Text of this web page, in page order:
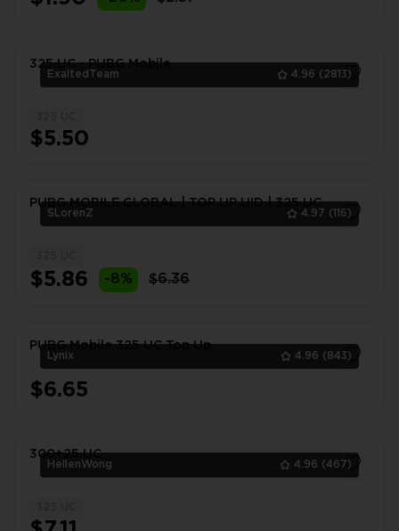
ExaltedTeam 4.96 (2813)
325 UC - PUBG Mobile
$5.50
SLorenZ 4.97 (116)
PUBG MOBILE GLOBAL | TOP UP UID | 325 UC
$5.86 -8% $6.36
Lynix 4.96 (843)
PUBG Mobile 325 UC Top Up
$6.65
HellenWong 4.96 (467)
300+25 UC